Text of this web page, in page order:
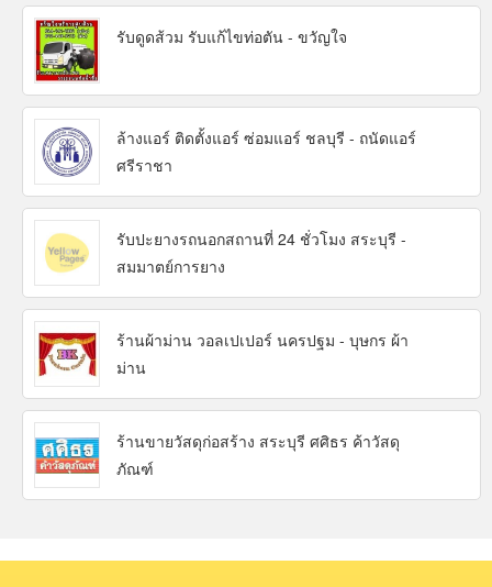
รับดูดส้วม รับแก้ไขท่อตัน - ขวัญใจ
ล้างแอร์ ติดตั้งแอร์ ซ่อมแอร์ ชลบุรี - ถนัดแอร์
ศรีราชา
รับปะยางรถนอกสถานที่ 24 ชั่วโมง สระบุรี -
สมมาตย์การยาง
ร้านผ้าม่าน วอลเปเปอร์ นครปฐม - บุษกร ผ้า
ม่าน
ร้านขายวัสดุก่อสร้าง สระบุรี ศศิธร ค้าวัสดุ
ภัณฑ์